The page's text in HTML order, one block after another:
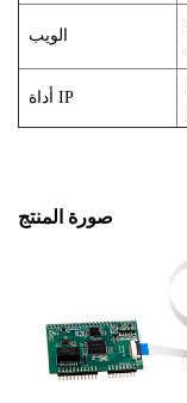
الويب
أداة IP
صورة المنتج